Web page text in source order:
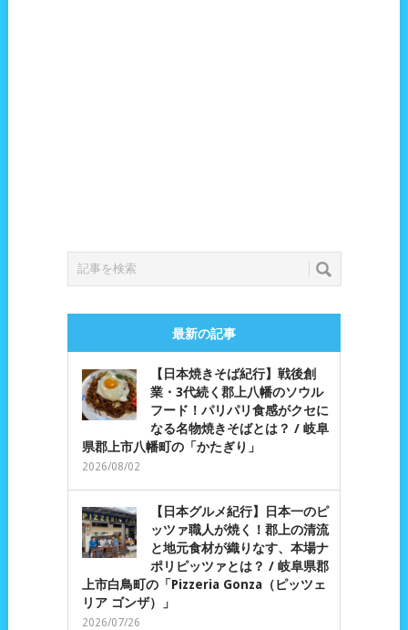
最新の記事
【日本焼きそば紀行】戦後創
業・3代続く郡上八幡のソウル
フード！パリパリ食感がクセに
なる名物焼きそばとは？ / 岐阜
県郡上市八幡町の「かたぎり」
2026/08/02
【日本グルメ紀行】日本一のピ
ッツァ職人が焼く！郡上の清流
と地元食材が織りなす、本場ナ
ポリピッツァとは？ / 岐阜県郡
上市白鳥町の「Pizzeria Gonza（ピッツェ
リア ゴンザ）」
2026/07/26